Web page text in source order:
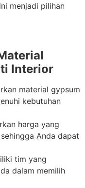
menjadi pilihan
Interior
material gypsum
kebutuhan
harga yang
Anda dapat
tim yang
dalam memilih